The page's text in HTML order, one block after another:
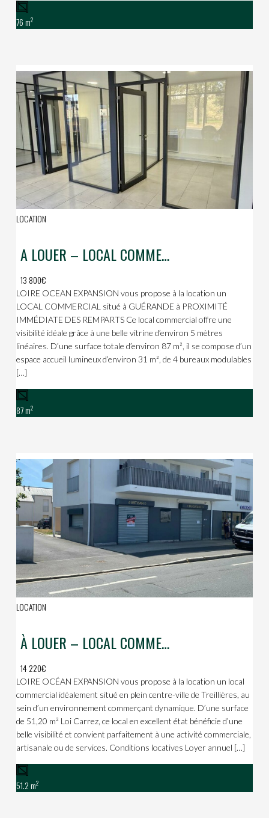
76 m2
LOCATION
A LOUER – LOCAL COMMERCIAL – GUERANDE PROXIMITE IMMEDIATE DES REMPARTS
13 800€
LOIRE OCEAN EXPANSION vous propose à la location un
LOCAL COMMERCIAL situé à GUÉRANDE à PROXIMITÉ
IMMÉDIATE DES REMPARTS Ce local commercial offre une
visibilité idéale grâce à une belle vitrine d’environ 5 mètres
linéaires. D’une surface totale d’environ 87 m², il se compose d’un
espace accueil lumineux d’environ 31 m², de 4 bureaux modulables
[…]
87 m2
LOCATION
À LOUER – LOCAL COMMERCIAL – TREILLIÈRES CENTRE
14 220€
LOIRE OCÉAN EXPANSION vous propose à la location un local
commercial idéalement situé en plein centre-ville de Treillières, au
sein d’un environnement commerçant dynamique. D’une surface
de 51,20 m² Loi Carrez, ce local en excellent état bénéficie d’une
belle visibilité et convient parfaitement à une activité commerciale,
artisanale ou de services. Conditions locatives Loyer annuel […]
51.2 m2